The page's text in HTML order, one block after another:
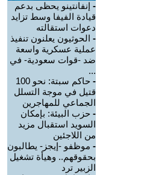
- إنفانتينو يحظى بدعم
قيادة الفيفا وسط تزايد
دعوات استقالته
- الحوثيون يعلنون تنفيذ
عملية عسكرية واسعة
ضد -قوات سعودية- في
...
-
حاكم سبتة: نحو 100
قتيل في موجة التسلل
الجماعي للمهاجرين
- حزب البيئة: بإمكان
السويد استقبال مزيد
من اللاجئين
- موظفو -إيجز- يطالبون
بحقوقهم.. وهيأة تشغيل
الزبير ترد